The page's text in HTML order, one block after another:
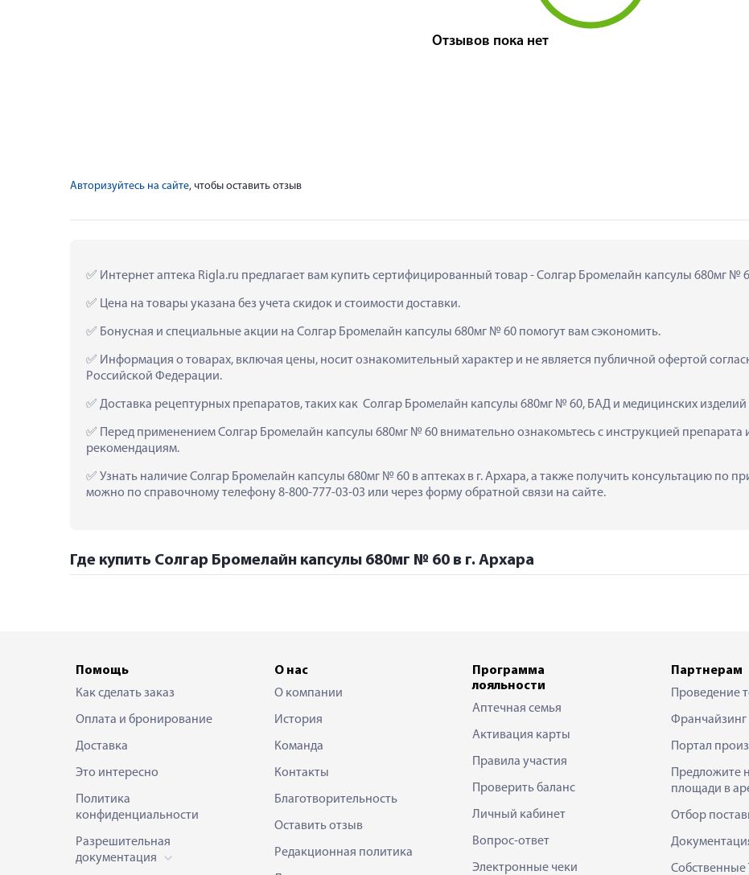
Отзывов пока нет
Авторизуйтесь на сайте, чтобы оставить отзыв
Интернет аптека Rigla.ru предлагает вам купить сертифицированный товар - Солгар Бромелайн капсулы 680мг №
Цена на товары указана без учета скидок и стоимости доставки.
Бонусная и специальные акции на Солгар Бромелайн капсулы 680мг № 60 помогут вам сэкономить.
Информация о товарах, включая цены, носит ознакомительный характер и не является публичной офертой
Российской Федерации.
Доставка рецептурных препаратов, таких как  Солгар Бромелайн капсулы 680мг № 60, БАД и медицинских
Перед применением Солгар Бромелайн капсулы 680мг № 60 внимательно ознакомьтесь с инструкцией препарата
рекомендациям.
Узнать наличие Солгар Бромелайн капсулы 680мг № 60 в аптеках в г. Архара, а также получить консультацию по
можно по справочному телефону 8-800-777-03-03 или через форму обратной связи на сайте.
Где купить Солгар Бромелайн капсулы 680мг № 60 в г. Архара
Помощь
Как сделать заказ
Оплата и бронирование
Доставка
Это интересно
Политика
конфиденциальности
Разрешительная
документация
О нас
О компании
История
Команда
Контакты
Благотворительность
Оставить отзыв
Редакционная политика
Программа
лояльности
Аптечная семья
Активация карты
Правила участия
Проверить баланс
Личный кабинет
Вопрос-ответ
Электронные чеки
Партнерам
Проведение
Франчайзинг
Портал
Предложите
площади в
Отбор
Собственные